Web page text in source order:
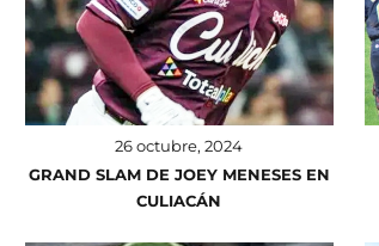
26 octubre, 2024
GRAND SLAM DE JOEY MENESES EN
CULIACÁN